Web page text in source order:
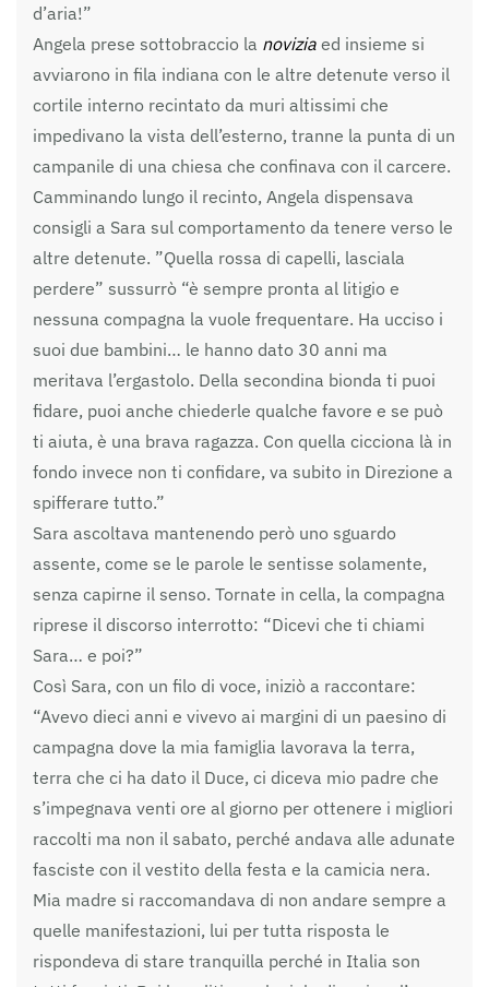
d’aria!”
Angela prese sottobraccio la novizia ed insieme si
avviarono in fila indiana con le altre detenute verso il
cortile interno recintato da muri altissimi che
impedivano la vista dell’esterno, tranne la punta di un
campanile di una chiesa che confinava con il carcere.
Camminando lungo il recinto, Angela dispensava
consigli a Sara sul comportamento da tenere verso le
altre detenute. ”Quella rossa di capelli, lasciala
perdere” sussurrò “è sempre pronta al litigio e
nessuna compagna la vuole frequentare. Ha ucciso i
suoi due bambini… le hanno dato 30 anni ma
meritava l’ergastolo. Della secondina bionda ti puoi
fidare, puoi anche chiederle qualche favore e se può
ti aiuta, è una brava ragazza. Con quella cicciona là in
fondo invece non ti confidare, va subito in Direzione a
spifferare tutto.”
Sara ascoltava mantenendo però uno sguardo
assente, come se le parole le sentisse solamente,
senza capirne il senso. Tornate in cella, la compagna
riprese il discorso interrotto: “Dicevi che ti chiami
Sara… e poi?”
Così Sara, con un filo di voce, iniziò a raccontare:
“Avevo dieci anni e vivevo ai margini di un paesino di
campagna dove la mia famiglia lavorava la terra,
terra che ci ha dato il Duce, ci diceva mio padre che
s’impegnava venti ore al giorno per ottenere i migliori
raccolti ma non il sabato, perché andava alle adunate
fasciste con il vestito della festa e la camicia nera.
Mia madre si raccomandava di non andare sempre a
quelle manifestazioni, lui per tutta risposta le
rispondeva di stare tranquilla perché in Italia son